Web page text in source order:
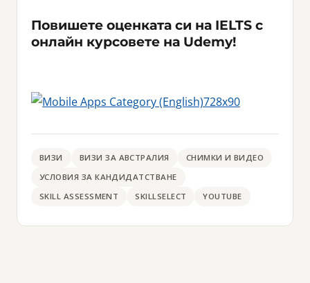
Повишете оценката си на IELTS с
онлайн курсовете на Udemy!
ВИЗИ ВИЗИ ЗА АВСТРАЛИЯ
СНИМКИ И ВИДЕО
УСЛОВИЯ ЗА КАНДИДАТСТВАНЕ
SKILL ASSESSMENT
SKILLSELECT YOUTUBE